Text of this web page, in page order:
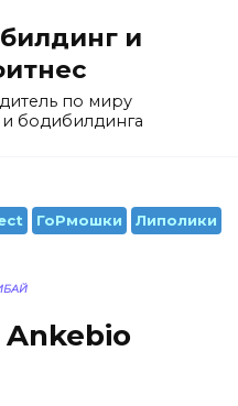
и
по миру
и бодибилдинга
ГоРмошки Липолики
Ankebio